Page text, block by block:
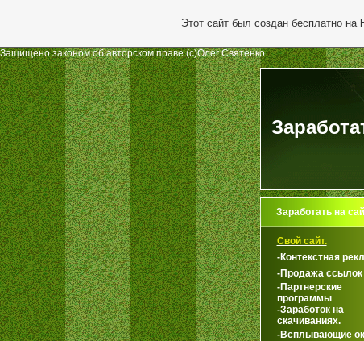
Защищено законом об авторском праве (с)Олег Святенко.
Заработать на
Свой сайт.
-Контекстная
-Продажа ссылок
-Партнерские
программы
-Заработок на
скачиваниях.
-Всплывающие
Этот сайт был создан бесплатно на